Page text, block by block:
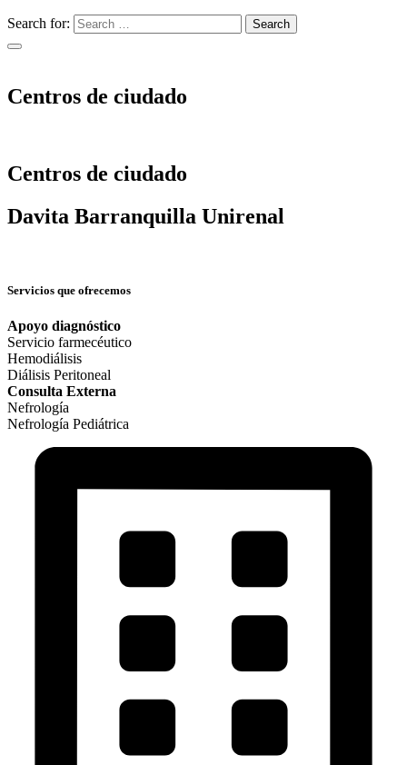
Search for: Search
Centros de ciudado
Centros de ciudado
Davita Barranquilla Unirenal
Servicios que ofrecemos
Apoyo diagnóstico
Servicio farmecéutico
Hemodiálisis
Diálisis Peritoneal
Consulta Externa
Nefrología
Nefrología Pediátrica